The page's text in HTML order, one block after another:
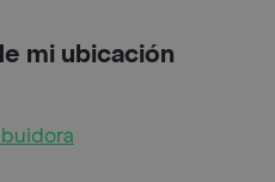
mi ubicación